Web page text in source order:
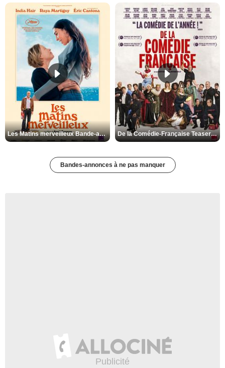
Les Matins merveilleux Bande-annonce VF De la Comédie-Française Teaser VF
Bandes-annonces à ne pas manquer